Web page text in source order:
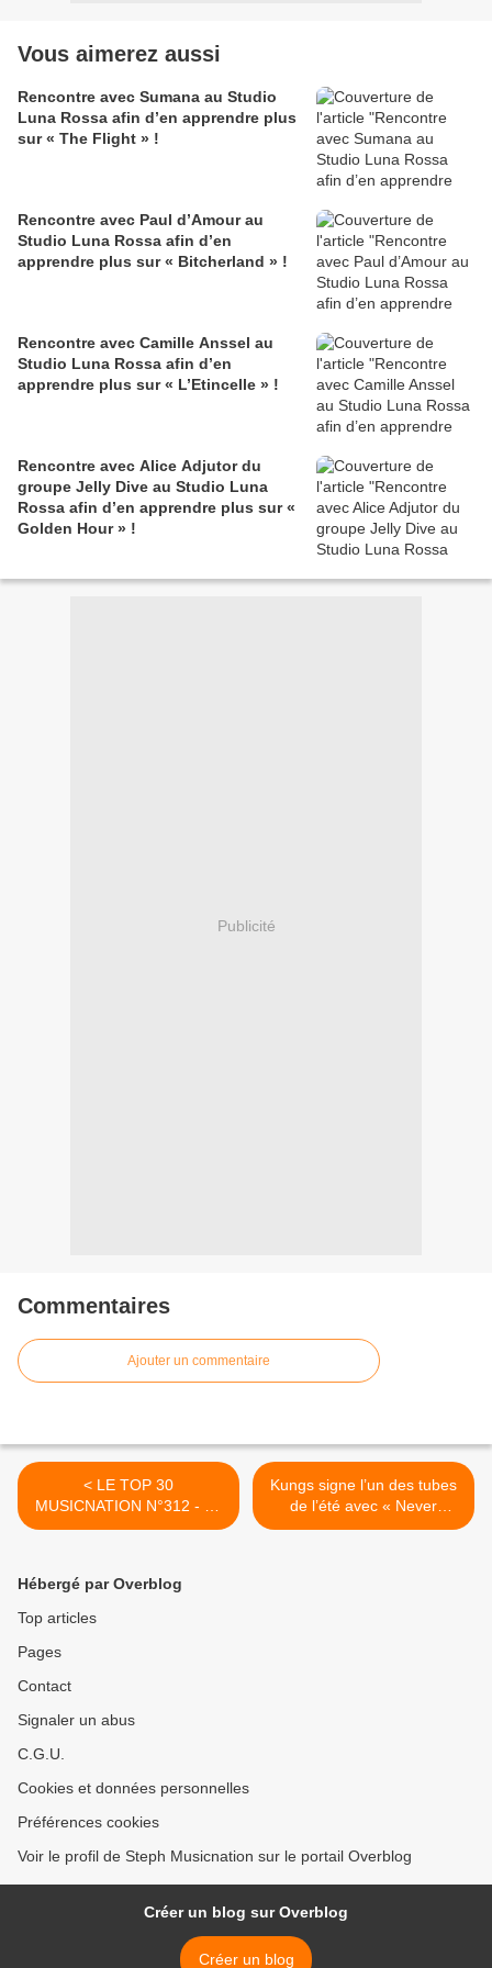
Vous aimerez aussi
Rencontre avec Sumana au Studio
Luna Rossa afin d’en apprendre plus
sur « The Flight » !
Rencontre avec Paul d’Amour au
Studio Luna Rossa afin d’en
apprendre plus sur « Bitcherland » !
Rencontre avec Camille Anssel au
Studio Luna Rossa afin d’en
apprendre plus sur « L’Etincelle » !
Rencontre avec Alice Adjutor du
groupe Jelly Dive au Studio Luna
Rossa afin d’en apprendre plus sur «
Golden Hour » !
Publicité
Commentaires
Ajouter un commentaire
< LE TOP 30
MUSICNATION N°312 - 30
MAI 2021
Kungs signe l’un des tubes
de l’été avec « Never
Coming Home » ! >
Hébergé par Overblog
Top articles
Pages
Contact
Signaler un abus
C.G.U.
Cookies et données personnelles
Préférences cookies
Voir le profil de Steph Musicnation sur le portail Overblog
Créer un blog sur Overblog
Créer un blog